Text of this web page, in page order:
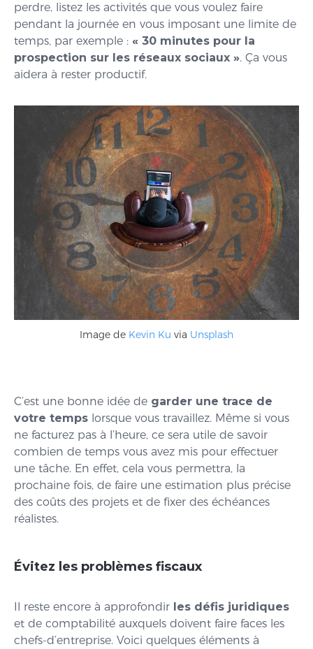
perdre, listez les activités que vous voulez faire
pendant la journée en vous imposant une limite de
temps, par exemple : « 30 minutes pour la
prospection sur les réseaux sociaux ». Ça vous
aidera à rester productif.
Image de Kevin Ku via Unsplash
C’est une bonne idée de garder une trace de
votre temps lorsque vous travaillez. Même si vous
ne facturez pas à l’heure, ce sera utile de savoir
combien de temps vous avez mis pour effectuer
une tâche. En effet, cela vous permettra, la
prochaine fois, de faire une estimation plus précise
des coûts des projets et de fixer des échéances
réalistes.
Évitez les problèmes fiscaux
Il reste encore à approfondir les défis juridiques
et de comptabilité auxquels doivent faire faces les
chefs-d‘entreprise. Voici quelques éléments à